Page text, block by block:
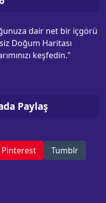
dair net bir içgörü
Doğum Haritası
keşfedin."
Paylaş
Pinterest Tumblr